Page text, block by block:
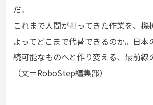
だ。
これまで人間が担ってきた作業を、機
よってどこまで代替できるのか。日本
続可能なものへと作り変える、最前線
（文＝RoboStep編集部）